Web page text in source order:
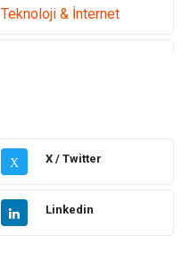
Teknoloji & İnternet
Gıda
Otomotiv
X X / Twitter
Linkedin